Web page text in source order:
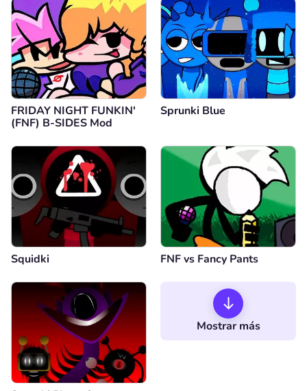
FRIDAY NIGHT FUNKIN'
(FNF) B-SIDES Mod
Sprunki Blue
Squidki FNF vs Fancy Pants
Mostrar más